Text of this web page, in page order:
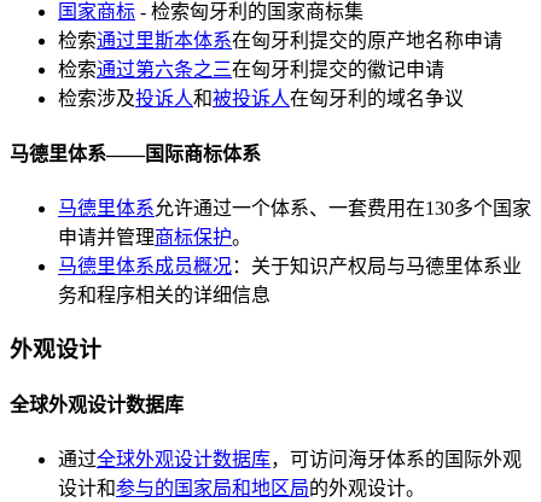
国家商标 - 检索匈牙利的国家商标集
检索通过里斯本体系在匈牙利提交的原产地名称申请
检索通过第六条之三在匈牙利提交的徽记申请
检索涉及投诉人和被投诉人在匈牙利的域名争议
马德里体系——国际商标体系
马德里体系允许通过一个体系、一套费用在130多个国家
申请并管理商标保护。
马德里体系成员概况：关于知识产权局与马德里体系业
务和程序相关的详细信息
外观设计
全球外观设计数据库
通过全球外观设计数据库，可访问海牙体系的国际外观
设计和参与的国家局和地区局的外观设计。